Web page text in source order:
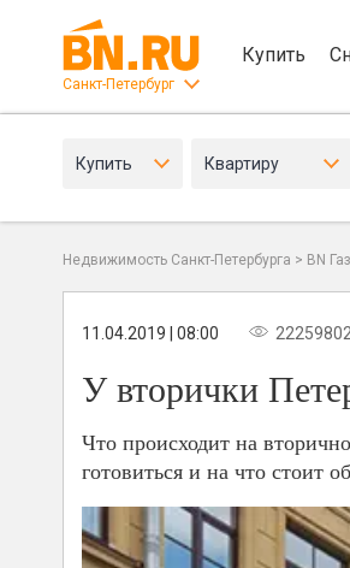
Санкт-Петербург
Купить
Купить Квартиру
Недвижимость Санкт-Петербурга > BN
11.04.2019 | 08:00
У вторички
Что происходит на
готовиться и на что стоит